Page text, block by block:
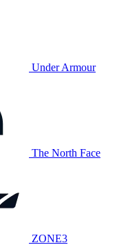
Under Armour
The North Face
ZONE3